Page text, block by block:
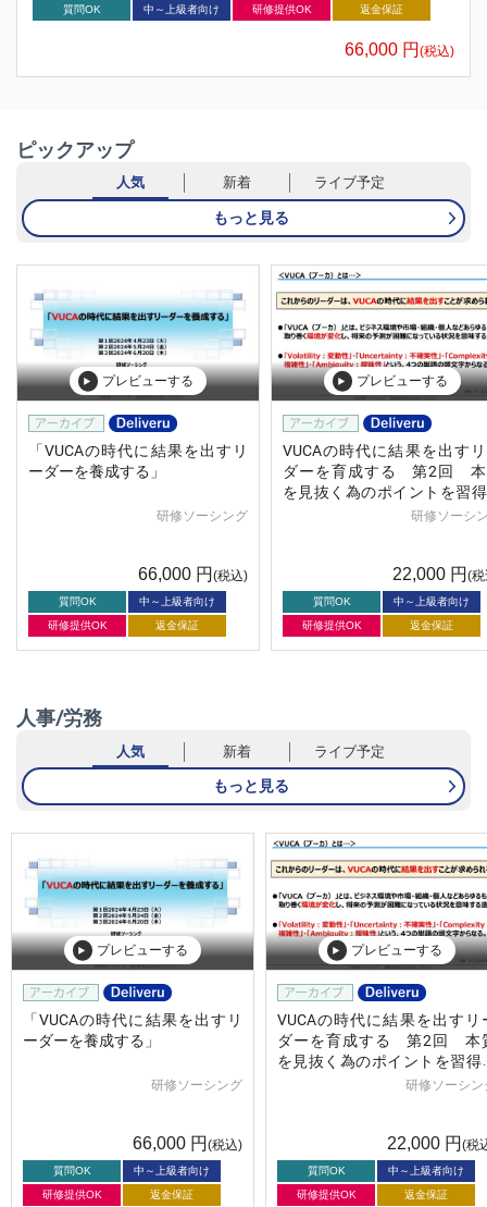
国際化/流動性の高まり、企業資産の負債化等経営資源のあり方が根本的
としてのリーダーが新たに持つべき能力とは何か、どの様に「リスキリン
繋げることができるかについて学ぶことができます。
質問OK 中～上級者向け 研修提供OK 返金保証
66,000 円(税込)
ピックアップ
人気 新着 ライブ予定
もっと見る
プレビューする
「VUCAの時代に結果を出すリ
ーダーを養成する」
研修ソーシング
66,000 円(税込)
質問OK
中～上級者向け
研修提供OK
返金保証
プレビューする
VUCAの時代に結果を出す
ダーを育成する 第2回
を見抜く為のポイントを習
研修ソーシ
22,000 円(
質問OK
中～上級者向け
研修提供OK
返金保証
人事/労務
人気 新着 ライブ予定
もっと見る
プレビューする
「VUCAの時代に結果を出すリ
ーダーを養成する」
研修ソーシング
66,000 円(税込)
質問OK
中～上級者向け
研修提供OK
返金保証
プレビューする
VUCAの時代に結果を出すリ
ダーを育成する 第2回 本
を見抜く為のポイントを習得
研修ソーシン
22,000 円(税
質問OK
中～上級者向け
研修提供OK
返金保証